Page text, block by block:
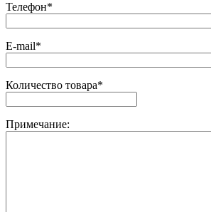
Телефон*
E-mail*
Количество товара*
Примечание: